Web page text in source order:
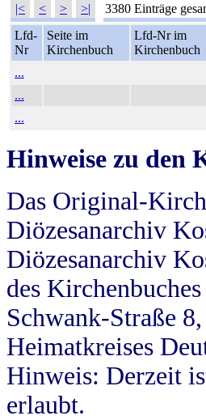
|< < > >| 3380 Einträge
Lfd-
Nr
Seite im
Kirchenbuch
Lfd-Nr im
Kirchenbuch
...
...
...
Hinweise zu den
Das Original-
Diözesanarchiv
Diözesanarchiv
des
Schwank-Straße
Heimatkreises
Hinweis: Derzeit
erlaubt.